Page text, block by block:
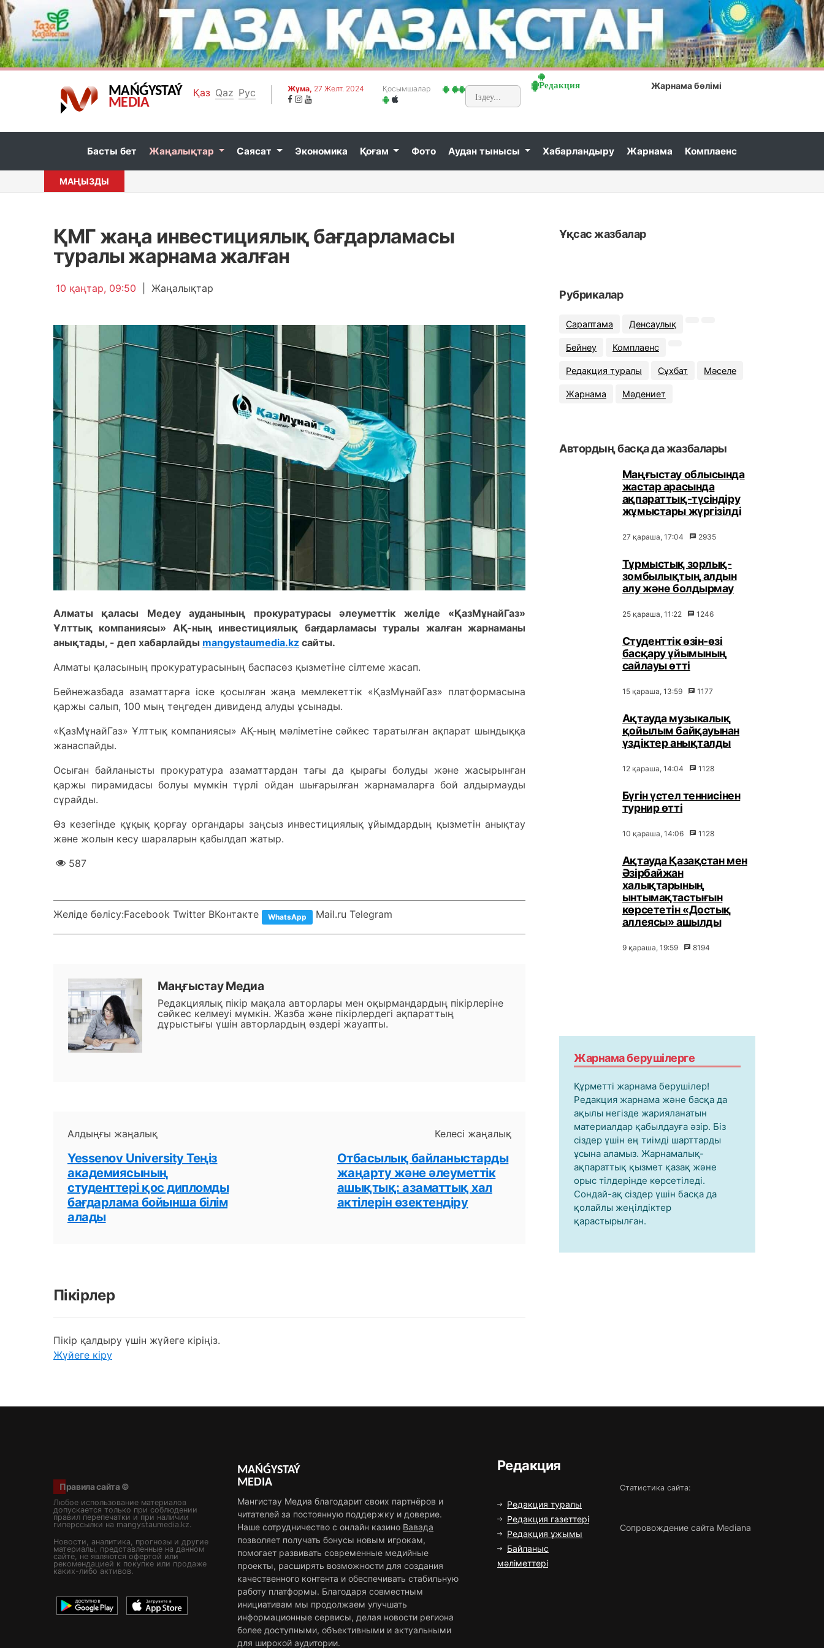
MAŃǴYSTAÝ
MEDIA
Қаз Qaz Рус Жұма, 27 Желт. 2024 Қосымшалар Редакция Жарнама бөлімі
Басты бет Жаңалықтар Саясат Экономика Қоғам Фото Аудан тынысы Хабарландыру Жарнама Комплаенс
МАҢЫЗДЫ
ҚМГ жаңа инвестициялық бағдарламасы
туралы жарнама жалған
10 қаңтар, 09:50 Жаңалықтар
Алматы қаласы Медеу ауданының прокуратурасы әлеуметтік желіде «ҚазМұнайГаз»
Ұлттық компаниясы» АҚ-ның инвестициялық бағдарламасы туралы жалған жарнаманы
анықтады, - деп хабарлайды mangystaumedia.kz сайты.
Алматы қаласының прокуратурасының баспасөз қызметіне сілтеме жасап.
Бейнежазбада азаматтарға іске қосылған жаңа мемлекеттік «ҚазМұнайГаз» платформасына
қаржы салып, 100 мың теңгеден дивиденд алуды ұсынады.
«ҚазМұнайГаз» Ұлттық компаниясы» АҚ-ның мәліметіне сәйкес таратылған ақпарат шындыққа
жанаспайды.
Осыған байланысты прокуратура азаматтардан тағы да қырағы болуды және жасырынған
қаржы пирамидасы болуы мүмкін түрлі ойдан шығарылған жарнамаларға бой алдырмауды
сұрайды.
Өз кезегінде құқық қорғау органдары заңсыз инвестициялық ұйымдардың қызметін анықтау
және жолын кесу шараларын қабылдап жатыр.
587
Желіде бөлісу:Facebook Twitter ВКонтакте WhatsApp Mail.ru Telegram
Маңғыстау Медиа
Редакциялық пікір мақала авторлары мен оқырмандардың пікірлеріне
сәйкес келмеуі мүмкін. Жазба және пікірлердегі ақпараттың
дұрыстығы үшін авторлардың өздері жауапты.
Алдыңғы жаңалық
Yessenov University Теңіз
академиясының
студенттері қос дипломды
бағдарлама бойынша білім
алады
Келесі жаңалық
Отбасылық байланыстарды
жаңарту және әлеуметтік
ашықтық: азаматтық хал
актілерін өзектендіру
Пікірлер
Пікір қалдыру үшін жүйеге кіріңіз.
Жүйеге кіру
Ұқсас жазбалар
Рубрикалар
Сараптама Денсаулық
Бейнеу Комплаенс
Редакция туралы Сұхбат Мәселе
Жарнама Мәдениет
Автордың басқа да жазбалары
Маңғыстау облысында
жастар арасында
ақпараттық-түсіндіру
жұмыстары жүргізілді
27 қараша, 17:04 2935
Тұрмыстық зорлық-
зомбылықтың алдын
алу және болдырмау
25 қараша, 11:22 1246
Студенттік өзін-өзі
басқару ұйымының
сайлауы өтті
15 қараша, 13:59 1177
Ақтауда музыкалық
қойылым байқауынан
үздіктер анықталды
12 қараша, 14:04 1128
Бүгін үстел теннисінен
турнир өтті
10 қараша, 14:06 1128
Ақтауда Қазақстан мен
Әзірбайжан
халықтарының
ынтымақтастығын
көрсететін «Достық
аллеясы» ашылды
9 қараша, 19:59 8194
Жарнама берушілерге
Құрметті жарнама берушілер!
Редакция жарнама және басқа да
ақылы негізде жарияланатын
материалдар қабылдауға әзір. Біз
сіздер үшін ең тиімді шарттарды
ұсына аламыз. Жарнамалық-
ақпараттық қызмет қазақ және
орыс тілдерінде көрсетіледі.
Сондай-ақ сіздер үшін басқа да
қолайлы жеңілдіктер
қарастырылған.
Правила сайта ©
Любое использование материалов
допускается только при соблюдении
правил перепечатки и при наличии
гиперссылки на mangystaumedia.kz.
Новости, аналитика, прогнозы и другие
материалы, представленные на данном
сайте, не являются офертой или
рекомендацией к покупке или продаже
каких-либо активов.
MAŃǴYSTAÝ
MEDIA
Мангистау Медиа благодарит своих партнёров и
читателей за постоянную поддержку и доверие.
Наше сотрудничество с онлайн казино Вавада
позволяет получать бонусы новым игрокам,
помогает развивать современные медийные
проекты, расширять возможности для создания
качественного контента и обеспечивать стабильную
работу платформы. Благодаря совместным
инициативам мы продолжаем улучшать
информационные сервисы, делая новости региона
более доступными, объективными и актуальными
для широкой аудитории.
Редакция
Редакция туралы
Редакция газеттері
Редакция ұжымы
Байланыс
мәліметтері
Статистика сайта:
Сопровождение сайта Mediana